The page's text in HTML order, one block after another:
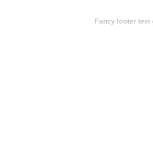
Fancy footer